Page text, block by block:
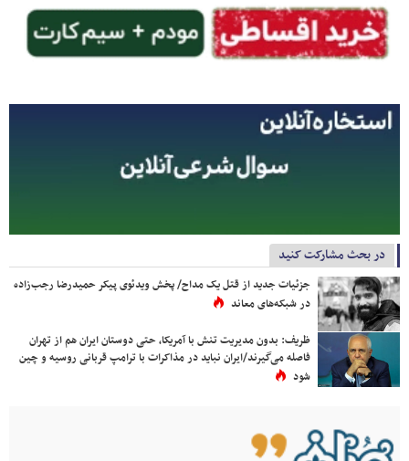
در بحث مشارکت کنید
جزئیات جدید از قتل یک مداح/ پخش ویدئوی پیکر حمیدرضا رجب‌زاده
در شبکه‌های معاند
ظریف: بدون مدیریت تنش با آمریکا، حتی دوستان ایران هم از تهران
فاصله می‌گیرند/ایران نباید در مذاکرات با ترامپ قربانی روسیه و چین
شود